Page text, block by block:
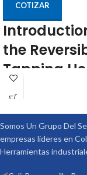
COTIZAR
the
Tapping
ref: JSN20-JT6 by
performance tool
demanding tasks that
extensive repeatability.
head is equipped with a
Jacobs collets, providing
Somos Un Grupo Del
empresas lideres en
Herramientas